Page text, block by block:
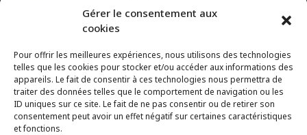
Gérer le consentement aux
cookies
Pour offrir les meilleures expériences, nous utilisons des technologies
telles que les cookies pour stocker et/ou accéder aux informations des
appareils. Le fait de consentir à ces technologies nous permettra de
traiter des données telles que le comportement de navigation ou les
ID uniques sur ce site. Le fait de ne pas consentir ou de retirer son
consentement peut avoir un effet négatif sur certaines caractéristiques
et fonctions.
8 Ans Ago
INSTAGRAM
Configuration error or no pictures...